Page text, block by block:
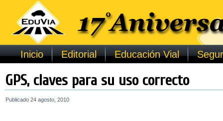
Inicio Editorial Educación Vial
GPS, claves para su uso correcto
Publicado 24 agosto, 2010